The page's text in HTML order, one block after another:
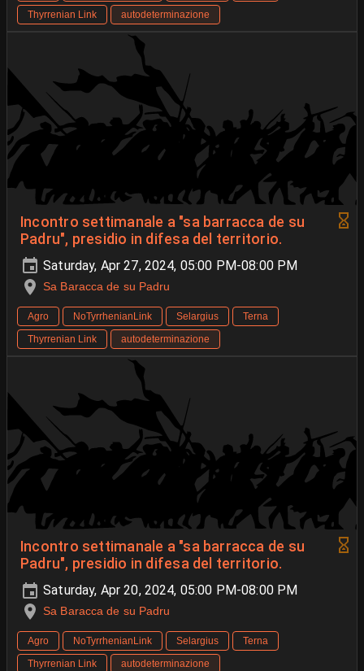
Thyrrenian Link
autodeterminazione
Incontro settimanale a "sa barracca de su
Padru", presidio in difesa del territorio.
Saturday, Apr 27, 2024, 05:00 PM-08:00 PM
Sa Baracca de su Padru
Agro NoTyrrhenianLink Selargius
Terna
Thyrrenian Link
autodeterminazione
Incontro settimanale a "sa barracca de su
Padru", presidio in difesa del territorio.
Saturday, Apr 20, 2024, 05:00 PM-08:00 PM
Sa Baracca de su Padru
Agro NoTyrrhenianLink Selargius
Terna
Thyrrenian Link
autodeterminazione